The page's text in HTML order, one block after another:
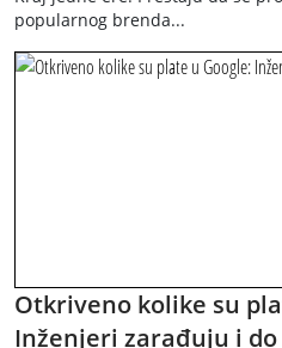
popularnog brenda...
Otkriveno kolike su
Inženjeri zarađuju i do